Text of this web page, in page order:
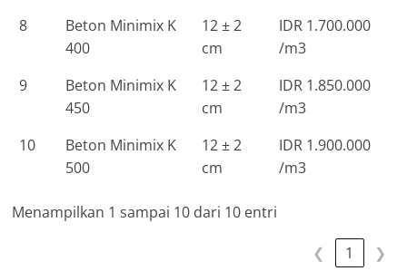
8
Beton Minimix K
400
12 ± 2
cm
IDR 1.700.000
/m3
9
Beton Minimix K
450
12 ± 2
cm
IDR 1.850.000
/m3
10
Beton Minimix K
500
12 ± 2
cm
IDR 1.900.000
/m3
Menampilkan 1 sampai 10 dari 10 entri
❮ 1 ❯